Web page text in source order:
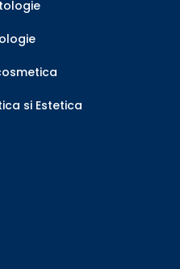
si Estetica